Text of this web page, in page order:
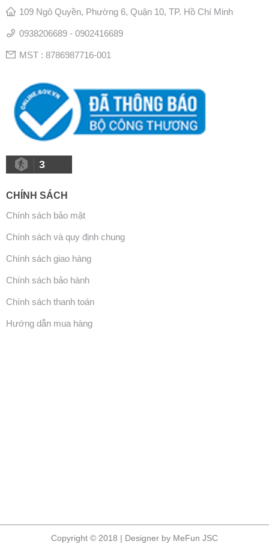
109 Ngô Quyền, Phường 6, Quận 10, TP. Hồ Chí Minh
0938206689 - 0902416689
MST : 8786987716-001
3
CHÍNH SÁCH
Chính sách bảo mật
Chính sách và quy định chung
Chính sách giao hàng
Chính sách bảo hành
Chính sách thanh toán
Hướng dẫn mua hàng
Copyright © 2018 | Designer by MeFun JSC